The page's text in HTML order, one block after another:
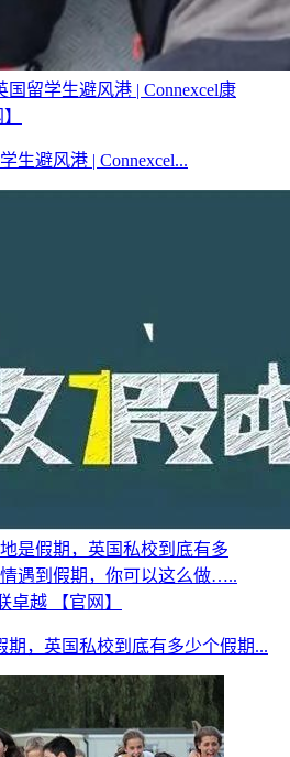
国留学生避风港 | Connexcel康
生避风港 | Connexcel...
是假期，英国私校到底有多
遇到假期，你可以这么做…..
卓越 【官网】
期，英国私校到底有多少个假期...